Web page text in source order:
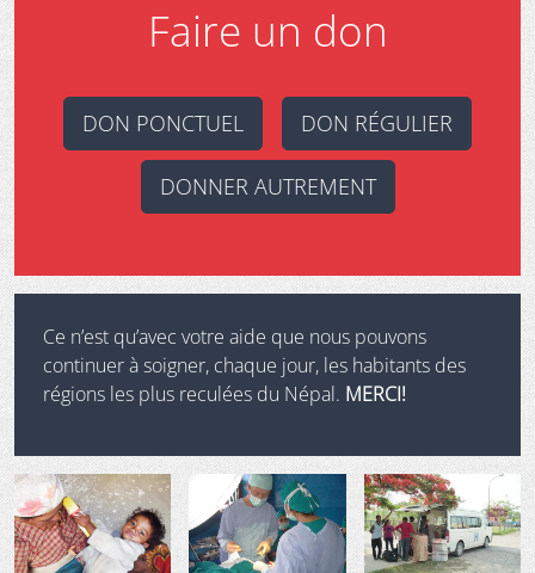
Faire un don
DON PONCTUEL DON RÉGULIER
DONNER AUTREMENT
Ce n’est qu’avec votre aide que nous pouvons
continuer à soigner, chaque jour, les habitants des
régions les plus reculées du Népal. MERCI!